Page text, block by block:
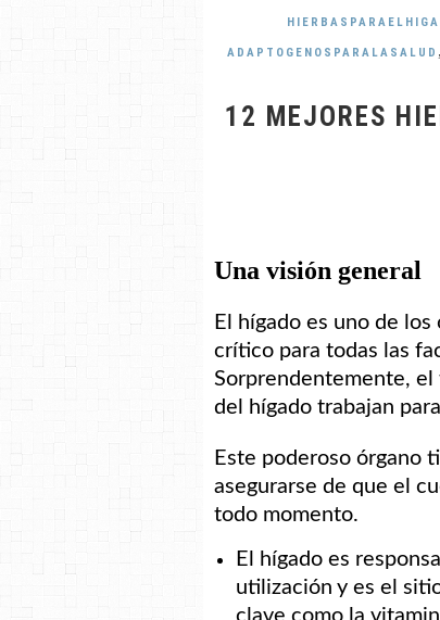
ADAPTOGENOSPARALASALUD ,
12 MEJORES
Una visión general
El hígado es uno de
crítico para todas las
Sorprendentemente, el
del hígado trabajan
Este poderoso órgano
asegurarse de que el
todo momento.
El hígado es
utilización y es el
clave como la